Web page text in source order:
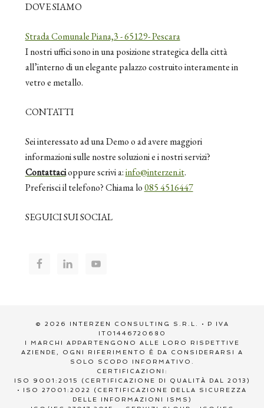
DOVE SIAMO
Strada Comunale Piana,3 - 65129- Pescara
I nostri uffici sono in una posizione strategica della città
all’interno di un elegante palazzo costruito interamente in
vetro e metallo.
CONTATTI
Sei interessato ad una Demo o ad avere maggiori
informazioni sulle nostre soluzioni e i nostri servizi?
Contattacioppure scrivi a:info@interzen.it.
Preferisci il telefono? Chiama lo085 4516447
SEGUICI SUI SOCIAL
© 2026 INTERZEN CONSULTING S.R.L. • P IVA
IT01446720680
I MARCHI APPARTENGONO ALLE LORO RISPETTIVE
AZIENDE, OGNI RIFERIMENTO È DA CONSIDERARSI A
SOLO SCOPO INFORMATIVO.
CERTIFICAZIONI:
ISO 9001:2015 (CERTIFICAZIONE DI QUALITÀ DAL 2013)
• ISO 27001:2022 (CERTIFICAZIONE DELLA SICUREZZA
DELLE INFORMAZIONI ISMS)